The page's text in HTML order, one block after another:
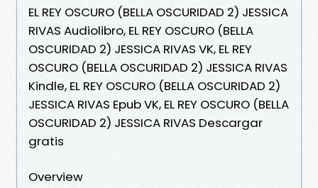
EL REY OSCURO (BELLA OSCURIDAD 2) JESSICA
RIVAS Audiolibro, EL REY OSCURO (BELLA
OSCURIDAD 2) JESSICA RIVAS VK, EL REY
OSCURO (BELLA OSCURIDAD 2) JESSICA RIVAS
Kindle, EL REY OSCURO (BELLA OSCURIDAD 2)
JESSICA RIVAS Epub VK, EL REY OSCURO (BELLA
OSCURIDAD 2) JESSICA RIVAS Descargar
gratis
Overview